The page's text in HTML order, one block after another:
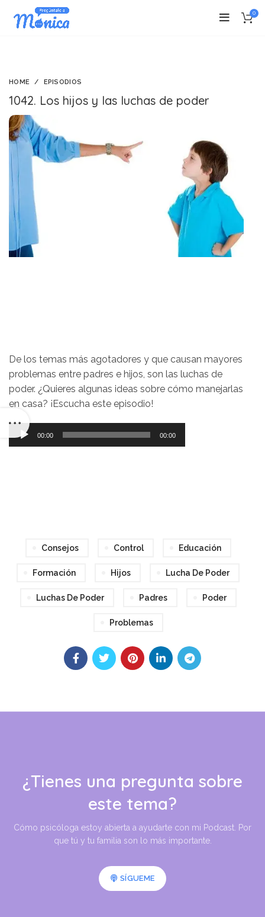
0
HOME EPISODIOS
1042. Los hijos y las luchas de poder
De los temas más agotadores y que causan mayores
problemas entre padres e hijos, son las luchas de
poder. ¿Quieres algunas ideas sobre cómo manejarlas
en casa? ¡Escucha este episodio!
Reproductor
de
00:00 00:00
Consejos Control Educación
Formación Hijos Lucha De Poder
Luchas De Poder Padres Poder
Problemas
¿Tienes una pregunta sobre
este tema?
Cómo psicóloga estoy abierta a ayudarte con mi Podcast. Por
que tú y tu familia son lo más importante.
SÍGUEME